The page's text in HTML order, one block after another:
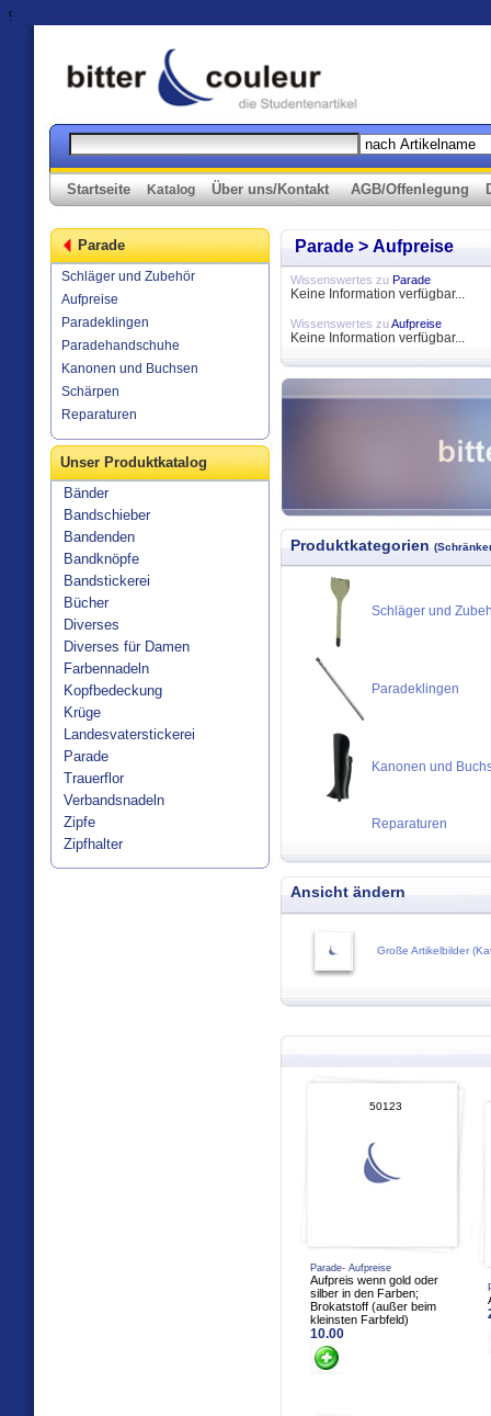
%>
Startseite Katalog Über uns/Kontakt AGB/Offenlegung
Parade
Schläger und Zubehör
Aufpreise
Paradeklingen
Paradehandschuhe
Kanonen und Buchsen
Schärpen
Reparaturen
Unser Produktkatalog
Bänder
Bandschieber
Bandenden
Bandknöpfe
Bandstickerei
Bücher
Diverses
Diverses für Damen
Farbennadeln
Kopfbedeckung
Krüge
Landesvaterstickerei
Parade
Trauerflor
Verbandsnadeln
Zipfe
Zipfhalter
Parade > Aufpreise
Wissenswertes zu Parade
Keine Information verfügbar...
Wissenswertes zuAufpreise
Keine Information verfügbar...
Produktkategorien
Schläger und
Paradeklingen
Kanonen und
Reparaturen
Ansicht ändern
Große Artikelbilder
50123
Parade- Aufpreise
Aufpreis wenn gold oder
silber in den Farben;
Brokatstoff (außer beim
kleinsten Farbfeld)
10.00